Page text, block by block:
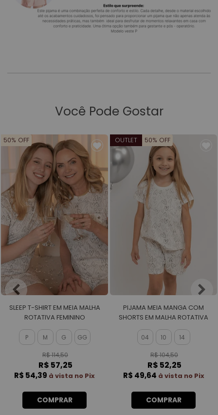
Você Pode Gostar
50% OFF
SLEEP T-SHIRT EM MEIA MALHA
ROTATIVA FEMININO
P M G GG
R$ 114,50
R$ 57,25
R$ 54,39 à vista no Pix
COMPRAR
OUTLET 50% OFF
PIJAMA MEIA MANGA COM
SHORTS EM MALHA ROTATIVA
FEMININO
04 10 14
R$ 104,50
R$ 52,25
R$ 49,64 à vista no Pix
COMPRAR